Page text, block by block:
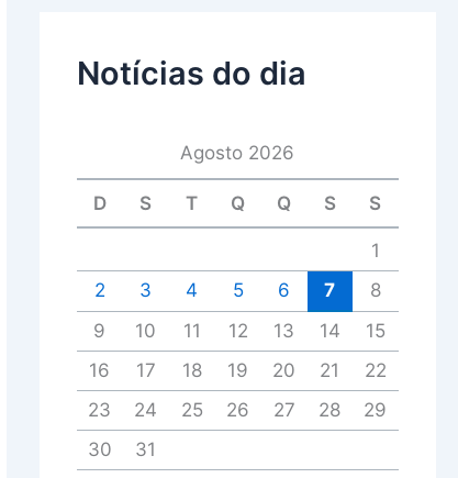
Notícias do dia
Agosto 2026
D S T Q Q S S
1
2
3 4 5 6 7
8
9
10 11 12 13 14
15
16
17 18 19 20 21
22
23
24 25 26 27 28
29
30
31